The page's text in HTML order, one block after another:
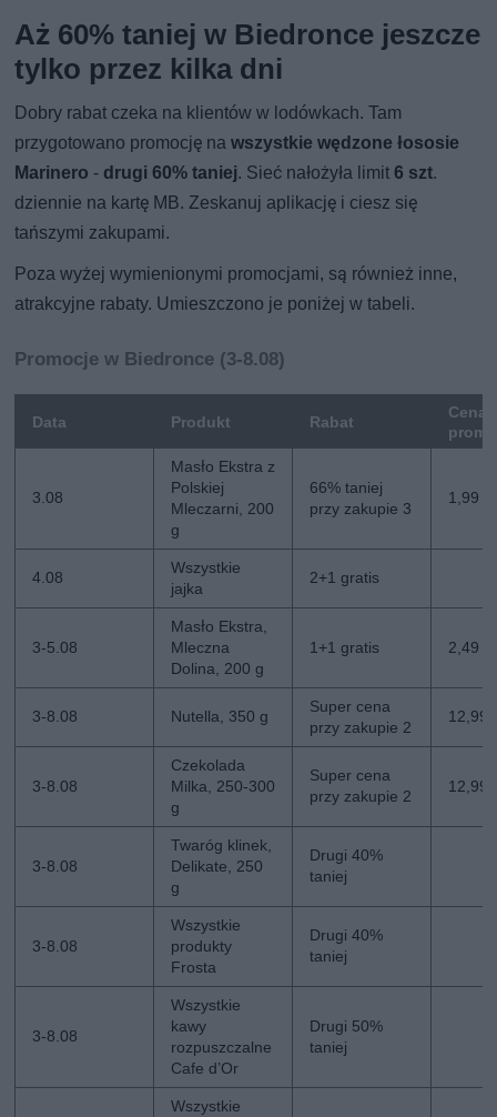
Aż 60% taniej w Biedronce jeszcze
tylko przez kilka dni
Dobry rabat czeka na klientów w lodówkach. Tam
przygotowano promocję nawszystkie wędzone łososie
Marinero - drugi 60% taniej. Sieć nałożyła limit6 szt.
dziennie na kartę MB. Zeskanuj aplikację i ciesz się
tańszymi zakupami.
Poza wyżej wymienionymi promocjami, są również inne,
atrakcyjne rabaty. Umieszczono je poniżej w tabeli.
Promocje w Biedronce (3-8.08)
Data Produkt Rabat
Cena
3.08
Masło Ekstra z
Polskiej
Mleczarni, 200
g
66% taniej
przy zakupie 3
1,99
4.08
Wszystkie
jajka
2+1 gratis
3-5.08
Masło Ekstra,
Mleczna
Dolina, 200 g
1+1 gratis 2,49
3-8.08 Nutella, 350 g
Super cena
przy zakupie 2
12,99
3-8.08
Czekolada
Milka, 250-300
g
Super cena
przy zakupie 2
12,99
3-8.08
Twaróg klinek,
Delikate, 250
g
Drugi 40%
taniej
3-8.08
Wszystkie
produkty
Frosta
Drugi 40%
taniej
3-8.08
Wszystkie
kawy
rozpuszczalne
Cafe d’Or
Drugi 50%
taniej
Wszystkie